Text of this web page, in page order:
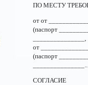
ПО МЕСТУ
от от
(паспорт
_______________,
от
(паспорт
_______________..
СОГЛАСИЕ